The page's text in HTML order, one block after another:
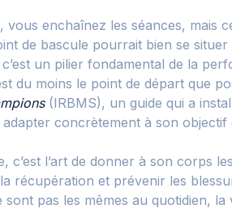
enchaînez les séances, mais
de bascule pourrait bien se situer
un pilier fondamental de la
du moins le point de départ que
(IRBMS), un guide qui a
concrètement à son objectif
c’est l’art de donner à son corps
récupération et prévenir les
sont pas les mêmes au quotidien,